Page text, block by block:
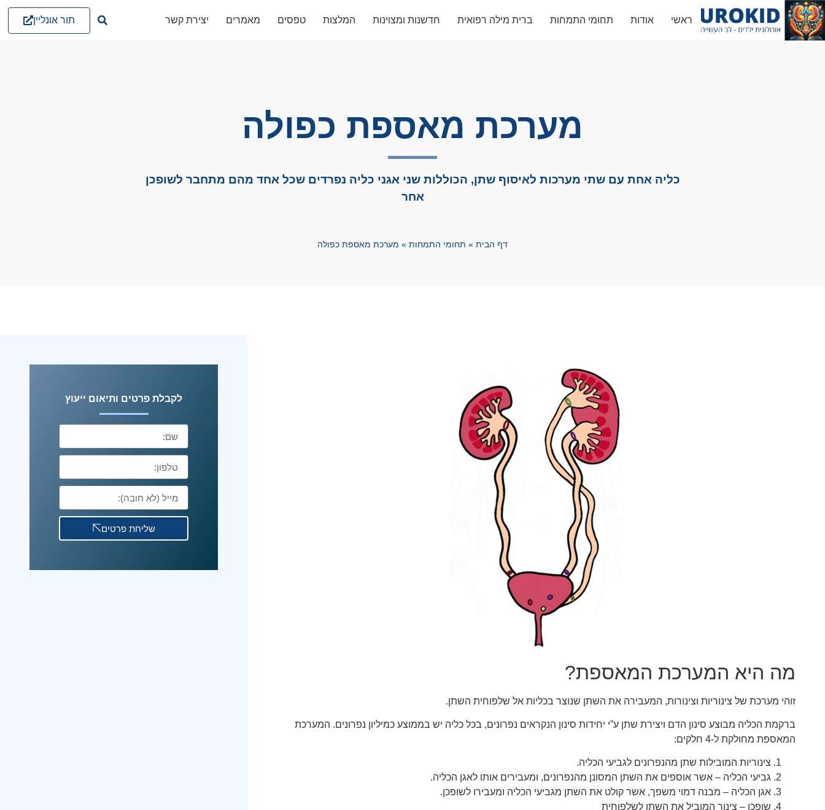
ראשי אודות תחומי התמחות ברית מילה רפואית חדשנות ומצוינות המלצות טפסים מאמרים יצירת קשר תור אונליין
מערכת מאספת כפולה
כליה אחת עם שתי מערכות לאיסוף שתן, הכוללות שני אגני כליה נפרדים שכל אחד מהם מתחבר לשופכן
אחר
דף הבית » תחומי התמחות » מערכת מאספת כפולה
מה היא המערכת המאספת?
זוהי מערכת של צינוריות וצינורות, המעבירה את השתן שנוצר בכליות אל שלפוחית השתן.
ברקמת הכליה מבוצע סינון הדם ויצירת שתן ע”י יחידות סינון הנקראים נפרונים, בכל כליה יש בממוצע כמיליון נפרונים. המערכת
המאספת מחולקת ל-4 חלקים:
צינוריות המובילות שתן מהנפרונים לגביעי הכליה.
גביעי הכליה – אשר אוספים את השתן המסונן מהנפרונים, ומעבירים אותו לאגן הכליה.
אגן הכליה – מבנה דמוי משפך, אשר קולט את השתן מגביעי הכליה ומעבירו לשופכן.
שופכן – צינור המוביל את השתן לשלפוחית
לקבלת פרטים ותיאום ייעוץ
שליחת פרטים